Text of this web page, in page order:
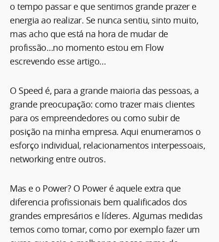
o tempo passar e que sentimos grande prazer e
energia ao realizar. Se nunca sentiu, sinto muito,
mas acho que está na hora de mudar de
profissão…no momento estou em Flow
escrevendo esse artigo…
O Speed é, para a grande maioria das pessoas, a
grande preocupação: como trazer mais clientes
para os empreendedores ou como subir de
posição na minha empresa. Aqui enumeramos o
esforço individual, relacionamentos interpessoais,
networking entre outros.
Mas e o Power? O Power é aquele extra que
diferencia profissionais bem qualificados dos
grandes empresários e líderes. Algumas medidas
temos como tomar, como por exemplo fazer um